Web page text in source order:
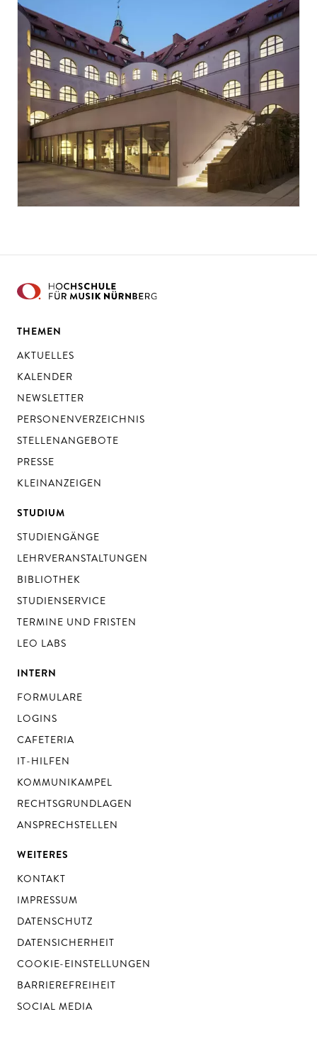
THEMEN
AKTUELLES
KALENDER
NEWSLETTER
PERSONENVERZEICHNIS
STELLENANGEBOTE
PRESSE
KLEINANZEIGEN
STUDIUM
STUDIENGÄNGE
LEHRVERANSTALTUNGEN
BIBLIOTHEK
STUDIENSERVICE
TERMINE UND FRISTEN
LEO LABS
INTERN
FORMULARE
LOGINS
CAFETERIA
IT-HILFEN
KOMMUNIKAMPEL
RECHTSGRUNDLAGEN
ANSPRECHSTELLEN
WEITERES
KONTAKT
IMPRESSUM
DATENSCHUTZ
DATENSICHERHEIT
COOKIE-EINSTELLUNGEN
BARRIEREFREIHEIT
SOCIAL MEDIA